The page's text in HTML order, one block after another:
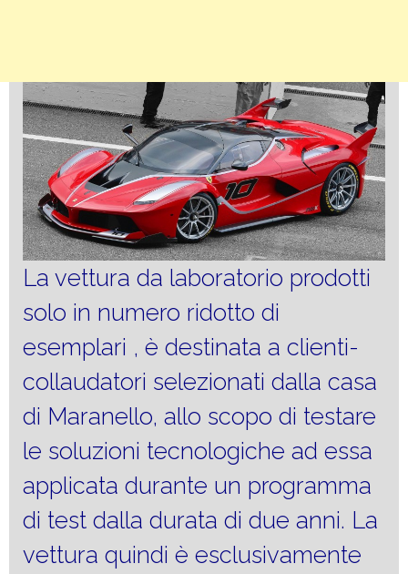
La vettura da laboratorio prodotti
solo in numero ridotto di
esemplari , è destinata a clienti-
collaudatori selezionati dalla casa
di Maranello, allo scopo di testare
le soluzioni tecnologiche ad essa
applicata durante un programma
di test dalla durata di due anni. La
vettura quindi è esclusivamente